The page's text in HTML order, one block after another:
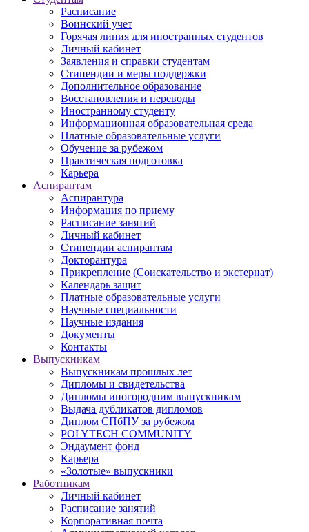
Расписание
Воинский учет
Горячая линия для иностранных студентов
Личный кабинет
Заявления и справки студентам
Стипендии и меры поддержки
Дополнительное образование
Восстановления и переводы
Иностранному студенту
Информационная образовательная среда
Платные образовательные услуги
Обучение за рубежом
Практическая подготовка
Карьера
Аспирантам
Аспирантура
Информация по приему
Расписание занятий
Личный кабинет
Стипендии аспирантам
Докторантура
Прикрепление (Соискательство и экстернат)
Календарь защит
Платные образовательные услуги
Научные специальности
Научные издания
Документы
Контакты
Выпускникам
Выпускникам прошлых лет
Дипломы и свидетельства
Дипломы иногородним выпускникам
Выдача дубликатов дипломов
Диплом СПбПУ за рубежом
POLYTECH COMMUNITY
Эндаумент фонд
Карьера
«Золотые» выпускники
Работникам
Личный кабинет
Расписание занятий
Корпоративная почта